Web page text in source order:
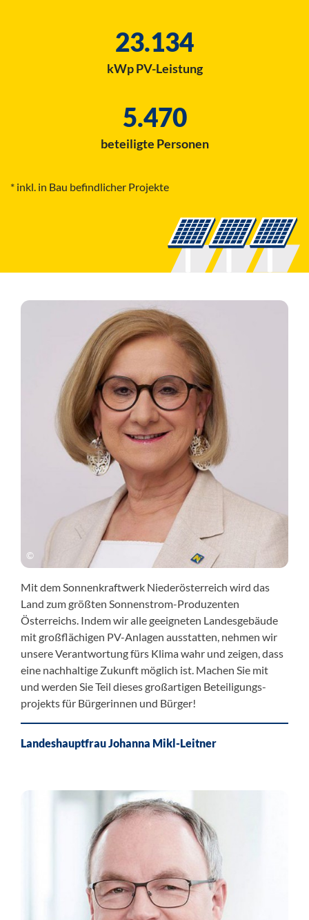
23.134
kWp PV-Leistung
5.470
beteiligte Personen
* inkl. in Bau befindlicher Projekte
Mit dem Sonnenkraftwerk Niederösterreich wird das
Land zum größten Sonnenstrom-Produzenten
Österreichs. Indem wir alle geeigneten Landesgebäude
mit großflächigen PV-Anlagen ausstatten, nehmen wir
unsere Verantwortung fürs Klima wahr und zeigen, dass
eine nachhaltige Zukunft möglich ist. Machen Sie mit
und werden Sie Teil dieses großartigen Beteiligungs­
projekts für Bürgerinnen und Bürger!
Landeshauptfrau Johanna Mikl-Leitner